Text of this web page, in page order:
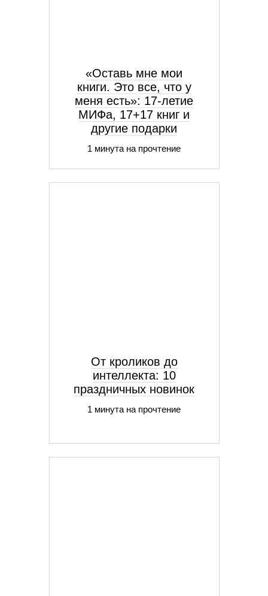
«Оставь мне мои
книги. Это все, что у
меня есть»: 17-летие
МИФа, 17+17 книг и
другие подарки
1 минута на прочтение
От кроликов до
интеллекта: 10
праздничных новинок
1 минута на прочтение